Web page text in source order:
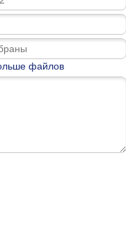
файлов